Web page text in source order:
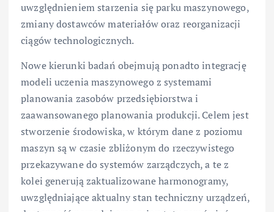
uwzględnieniem starzenia się parku maszynowego,
zmiany dostawców materiałów oraz reorganizacji
ciągów technologicznych.
Nowe kierunki badań obejmują ponadto integrację
modeli uczenia maszynowego z systemami
planowania zasobów przedsiębiorstwa i
zaawansowanego planowania produkcji. Celem jest
stworzenie środowiska, w którym dane z poziomu
maszyn są w czasie zbliżonym do rzeczywistego
przekazywane do systemów zarządczych, a te z
kolei generują zaktualizowane harmonogramy,
uwzględniające aktualny stan techniczny urządzeń,